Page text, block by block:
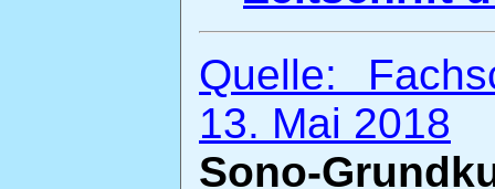
Quelle:
13. Mai 2018
Sono-